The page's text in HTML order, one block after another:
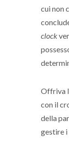
cui non
clock
Offriva
con il
della
gestire